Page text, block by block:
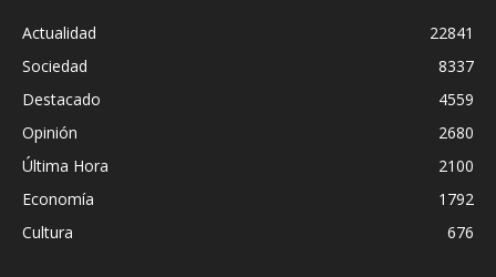
Actualidad
22841
Sociedad
8337
Destacado
4559
Opinión
2680
Última Hora
2100
Economía
1792
Cultura
676